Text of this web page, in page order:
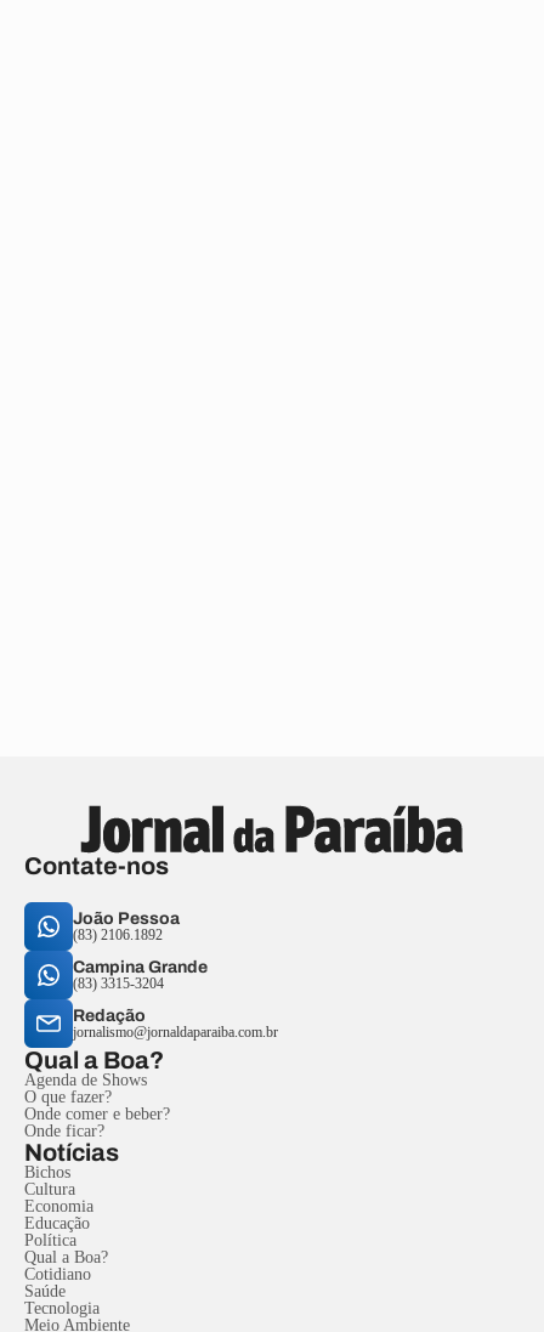
Contate-nos
João Pessoa
(83) 2106.1892
Campina Grande
(83) 3315-3204
Redação
jornalismo@jornaldaparaiba.com.br
Qual a Boa?
Agenda de Shows
O que fazer?
Onde comer e beber?
Onde ficar?
Notícias
Bichos
Cultura
Economia
Educação
Política
Qual a Boa?
Cotidiano
Saúde
Tecnologia
Meio Ambiente